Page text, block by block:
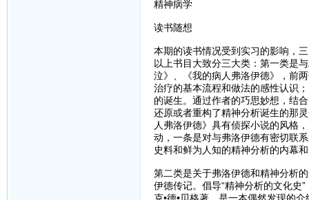
精神病学
读书随想
本期的读书情况受到实习的影响，
以上书目大致分三大类：第一类是
泣》、《我的病人弗洛伊德》，前
治疗的基本流程和做法的感性认识
的诞生。通过作者的巧思妙想，结
还原或者重构了精神分析诞生的那
人弗洛伊德》具有侦探小说的风格
动，一条是对与弗洛伊德有密切联
史料和鲜为人知的精神分析的内幕
第二类是关于弗洛伊德和精神分析
伊德传记。倡导“精神分析的文化史